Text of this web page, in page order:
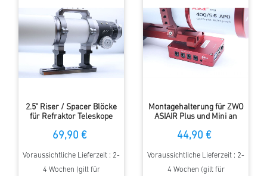
2.5" Riser / Spacer Blöcke
für Refraktor Teleskope
69,90 €
Voraussichtliche Lieferzeit : 2-
4 Wochen (gilt für
Montagehalterung für ZWO
ASIAIR Plus und Mini an
44,90 €
Voraussichtliche Lieferzeit : 2-
4 Wochen (gilt für